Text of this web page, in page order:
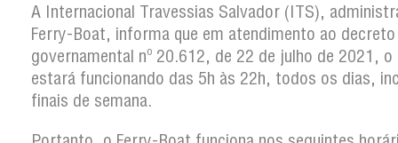
A Internacional Travessias Salvador (ITS),
Ferry-Boat, informa que em atendimento ao decreto
governamental nº 20.612, de 22 de julho de 2021,
estará funcionando das 5h às 22h, todos os dias,
finais de semana.